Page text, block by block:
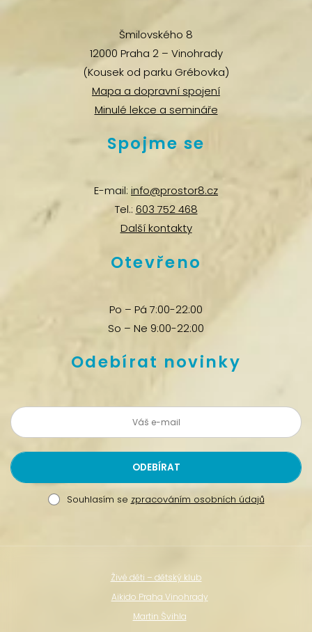
Šmilovského 8
12000 Praha 2 – Vinohrady
(Kousek od parku Grébovka)
Mapa a dopravní spojení
Minulé lekce a semináře
Spojme se
E-mail: info@prostor8.cz
Tel.: 603 752 468
Další kontakty
Otevřeno
Po – Pá 7:00-22:00
So – Ne 9:00-22:00
Odebírat novinky
Souhlasím se zpracováním osobních údajů
Živé děti – dětský klub
Aikido Praha Vinohrady
Martin Švihla